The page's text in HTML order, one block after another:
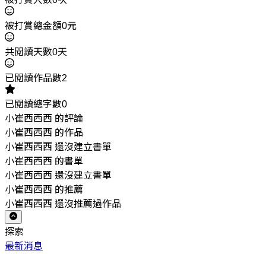
被打賞總金額0元
共閱讀天數0天
已閱讀作品數2
已閱讀總字數0
小崔西西西 的評論
小崔西西西 的作品
小崔西西西 還沒建立書單
小崔西西西 的書單
小崔西西西 還沒建立書單
小崔西西西 的推薦
小崔西西西 還沒推薦過作品
探索
最新消息